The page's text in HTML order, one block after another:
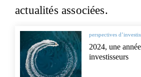
actualités associées.
perspectives
2024, une
investisseurs